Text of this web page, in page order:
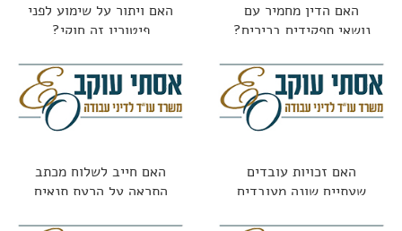
האם הדין מחמיר עם
נושאי תפקידים בכירים?
האם ויתור על שימוע לפני
פיטורין זה חוקי?
האם זכויות עובדים
שעתיים שונה מעובדים
האם חייב לשלוח מכתב
התראה על הרעת תנאים